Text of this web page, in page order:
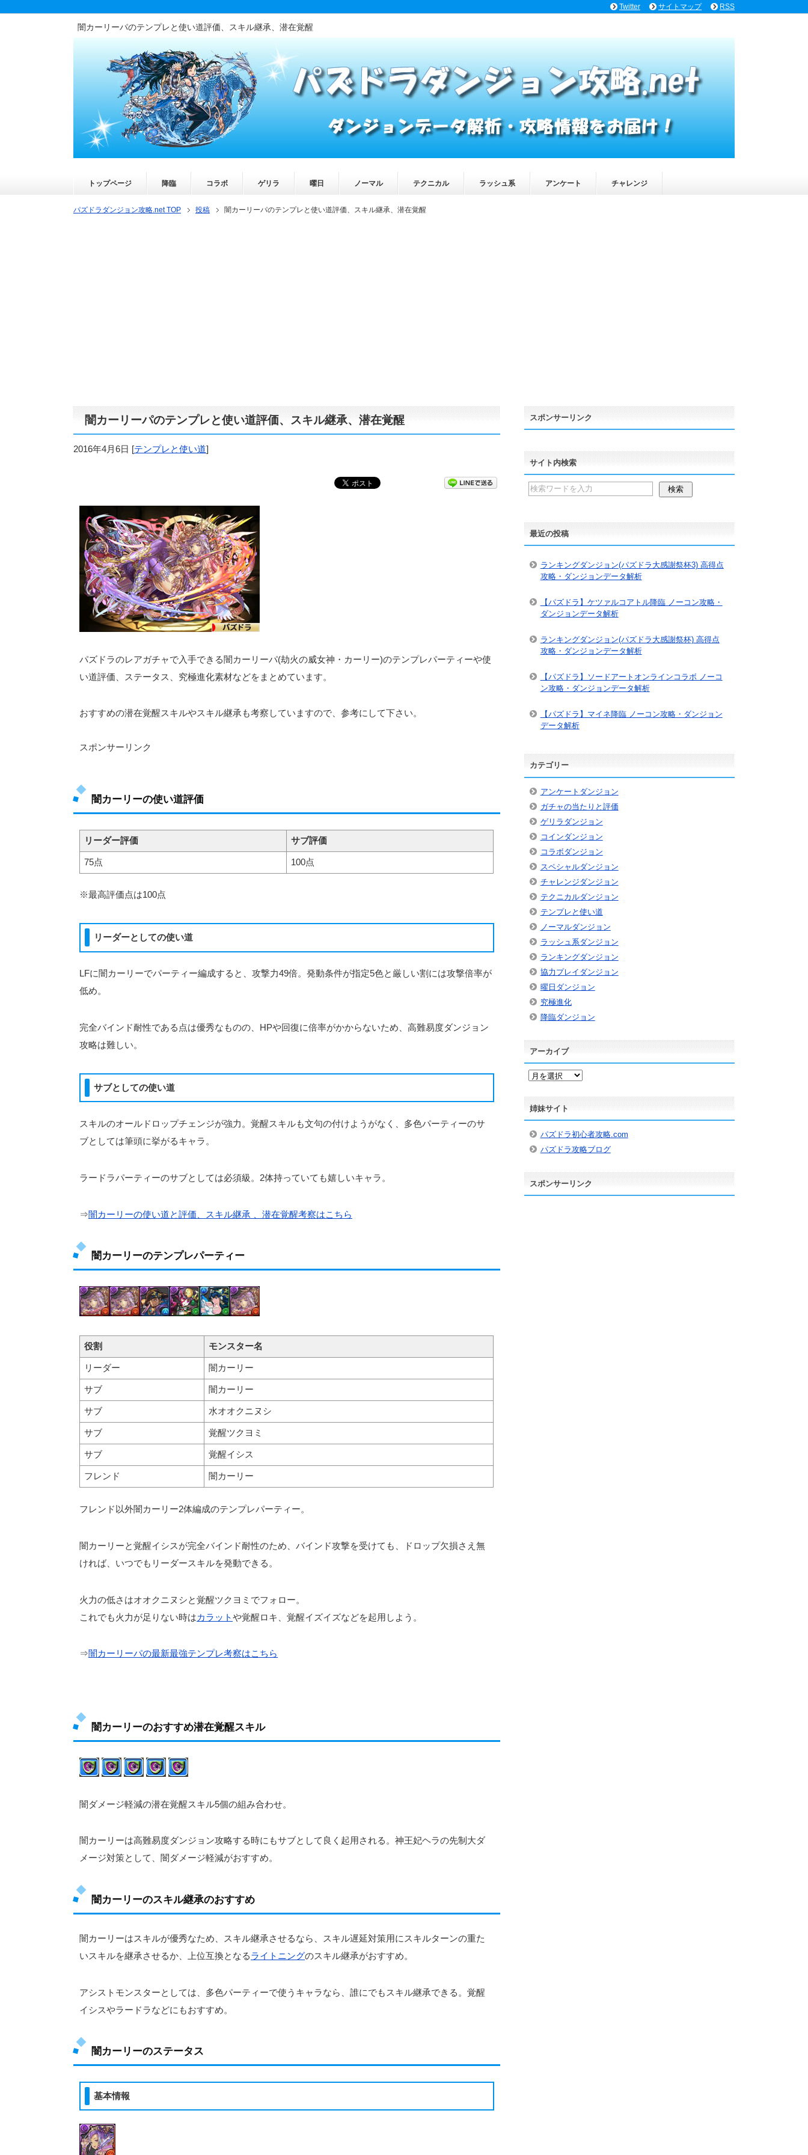
闇カーリーパのテンプレと使い道評価、スキル継承、潜在覚醒
トップページ 降臨 コラボ ゲリラ 曜日 ノーマル テクニカル ラッシュ系 アンケート チャレンジ
パズドラダンジョン攻略.net TOP 投稿 闇カーリーパのテンプレと使い道評価、スキル継承、潜在覚醒
闇カーリーパのテンプレと使い道評価、スキル継承、潜在覚醒
2016年4月6日 [テンプレと使い道]
パズドラのレアガチャで入手できる闇カーリーパ(劫火の威女神・カーリー)のテンプレパーティーや使
い道評価、ステータス、究極進化素材などをまとめています。
おすすめの潜在覚醒スキルやスキル継承も考察していますので、参考にして下さい。
スポンサーリンク
闇カーリーの使い道評価
リーダー評価 サブ評価
75点 100点
※最高評価点は100点
リーダーとしての使い道
LFに闇カーリーでパーティー編成すると、攻撃力49倍。発動条件が指定5色と厳しい割には攻撃倍率が
低め。
完全バインド耐性である点は優秀なものの、HPや回復に倍率がかからないため、高難易度ダンジョン
攻略は難しい。
サブとしての使い道
スキルのオールドロップチェンジが強力。覚醒スキルも文句の付けようがなく、多色パーティーのサ
ブとしては筆頭に挙がるキャラ。
ラードラパーティーのサブとしては必須級。2体持っていても嬉しいキャラ。
⇒闇カーリーの使い道と評価、スキル継承 、潜在覚醒考察はこちら
闇カーリーのテンプレパーティー
役割 モンスター名
リーダー 闇カーリー
サブ 闇カーリー
サブ 水オオクニヌシ
サブ 覚醒ツクヨミ
サブ 覚醒イシス
フレンド 闇カーリー
フレンド以外闇カーリー2体編成のテンプレパーティー。
闇カーリーと覚醒イシスが完全バインド耐性のため、バインド攻撃を受けても、ドロップ欠損さえ無
ければ、いつでもリーダースキルを発動できる。
火力の低さはオオクニヌシと覚醒ツクヨミでフォロー。
これでも火力が足りない時はカラットや覚醒ロキ、覚醒イズイズなどを起用しよう。
⇒闇カーリーパの最新最強テンプレ考察はこちら
闇カーリーのおすすめ潜在覚醒スキル
闇ダメージ軽減の潜在覚醒スキル5個の組み合わせ。
闇カーリーは高難易度ダンジョン攻略する時にもサブとして良く起用される。神王妃ヘラの先制大ダ
メージ対策として、闇ダメージ軽減がおすすめ。
闇カーリーのスキル継承のおすすめ
闇カーリーはスキルが優秀なため、スキル継承させるなら、スキル遅延対策用にスキルターンの重た
いスキルを継承させるか、上位互換となるライトニングのスキル継承がおすすめ。
アシストモンスターとしては、多色パーティーで使うキャラなら、誰にでもスキル継承できる。覚醒
イシスやラードラなどにもおすすめ。
闇カーリーのステータス
基本情報
スポンサーリンク
サイト内検索
最近の投稿
ランキングダンジョン(パズドラ大感謝祭杯3) 高得点
攻略・ダンジョンデータ解析
【パズドラ】ケツァルコアトル降臨 ノーコン攻略・
ダンジョンデータ解析
ランキングダンジョン(パズドラ大感謝祭杯) 高得点
攻略・ダンジョンデータ解析
【パズドラ】ソードアートオンラインコラボ ノーコ
ン攻略・ダンジョンデータ解析
【パズドラ】マイネ降臨 ノーコン攻略・ダンジョン
データ解析
カテゴリー
アンケートダンジョン
ガチャの当たりと評価
ゲリラダンジョン
コインダンジョン
コラボダンジョン
スペシャルダンジョン
チャレンジダンジョン
テクニカルダンジョン
テンプレと使い道
ノーマルダンジョン
ラッシュ系ダンジョン
ランキングダンジョン
協力プレイダンジョン
曜日ダンジョン
究極進化
降臨ダンジョン
アーカイブ
ア
カ
イ
ブ
姉妹サイト
パズドラ初心者攻略.com
パズドラ攻略ブログ
スポンサーリンク
Twitter サイトマップ RSS